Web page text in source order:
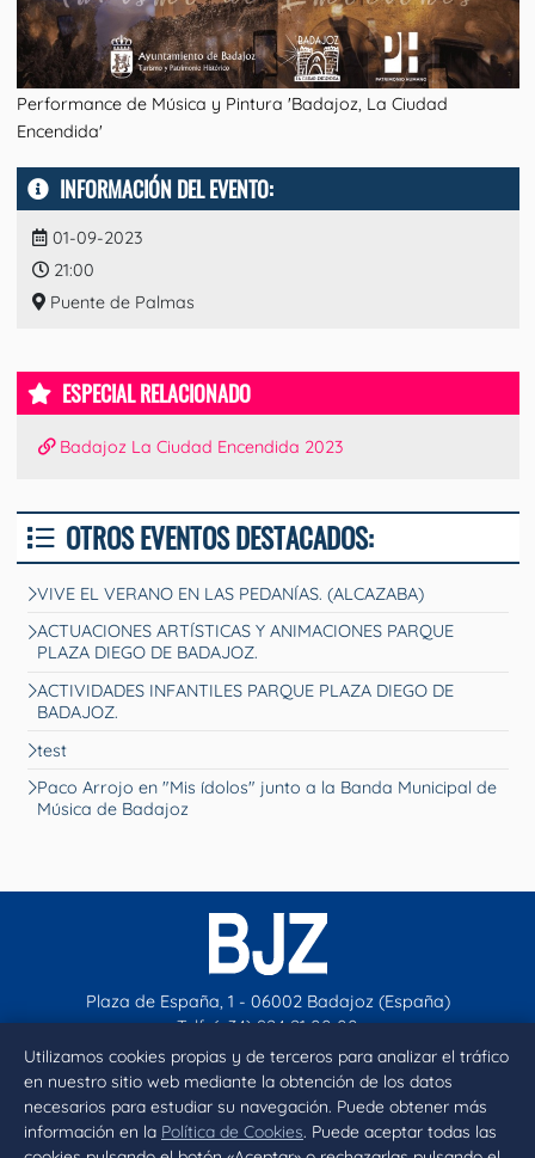
Utilizamos cookies propias y de terceros para analizar el tráfico
en nuestro sitio web mediante la obtención de los datos
necesarios para estudiar su navegación. Puede obtener más
información en la Política de Cookies. Puede aceptar todas las
Performance de Música y Pintura 'Badajoz, La Ciudad
Encendida'
INFORMACIÓN DEL EVENTO:
01-09-2023
21:00
Puente de Palmas
ESPECIAL RELACIONADO
Badajoz La Ciudad Encendida 2023
OTROS EVENTOS DESTACADOS:
VIVE EL VERANO EN LAS PEDANÍAS. (ALCAZABA)
ACTUACIONES ARTÍSTICAS Y ANIMACIONES PARQUE
PLAZA DIEGO DE BADAJOZ.
ACTIVIDADES INFANTILES PARQUE PLAZA DIEGO DE
BADAJOZ.
test
Paco Arrojo en "Mis ídolos" junto a la Banda Municipal de
Música de Badajoz
Plaza de España, 1 - 06002 Badajoz (España)
Telf. (+34) 924 21 00 00
contacto@aytobadajoz.es
Facebook
X Instagram
YouTube